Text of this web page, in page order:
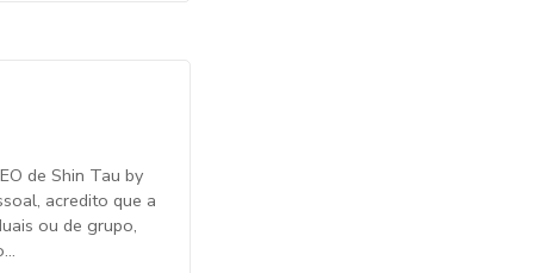
de Shin Tau by
acredito que a
ou de grupo,